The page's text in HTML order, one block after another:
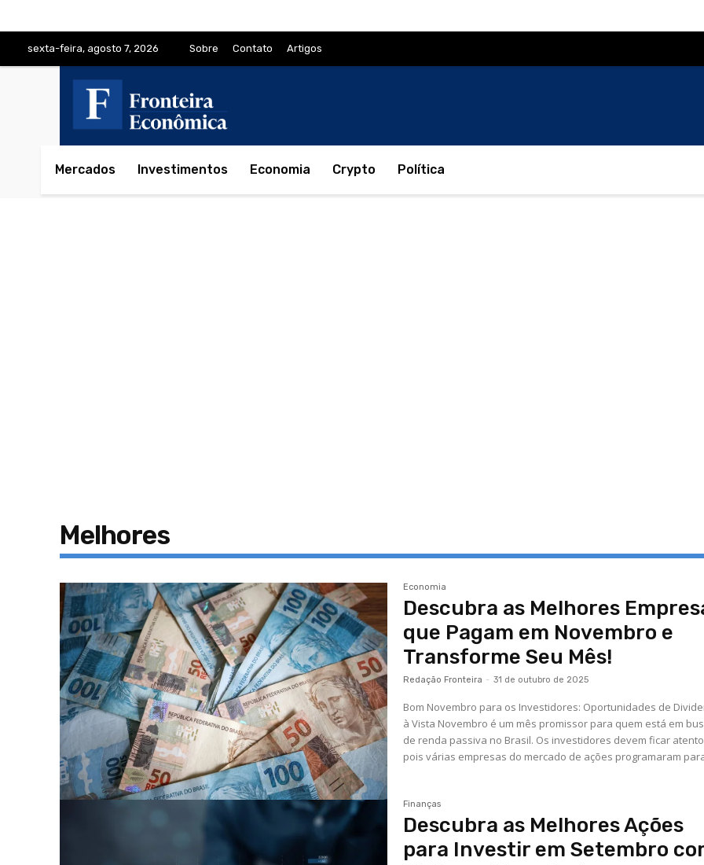
sexta-feira, agosto 7, 2026 Sobre Contato Artigos
Mercados Investimentos Economia Crypto Política
Melhores
Economia
Descubra as Melhores
que Pagam em Novembro e
Transforme Seu Mês!
Redação Fronteira - 31 de outubro de 2025
Bom Novembro para os Investidores: Oportunidades de
à Vista Novembro é um mês promissor para quem está em
de renda passiva no Brasil. Os investidores devem ficar
pois várias empresas do mercado de ações programaram
Finanças
Descubra as Melhores Ações
para Investir em Setembro